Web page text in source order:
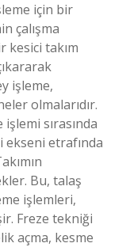
için bir
çalışma
kesici takım
işleme,
olmalarıdır.
işlemi sırasında
ekseni etrafında
Bu, talaş
işlemleri,
Freze tekniği
açma, kesme